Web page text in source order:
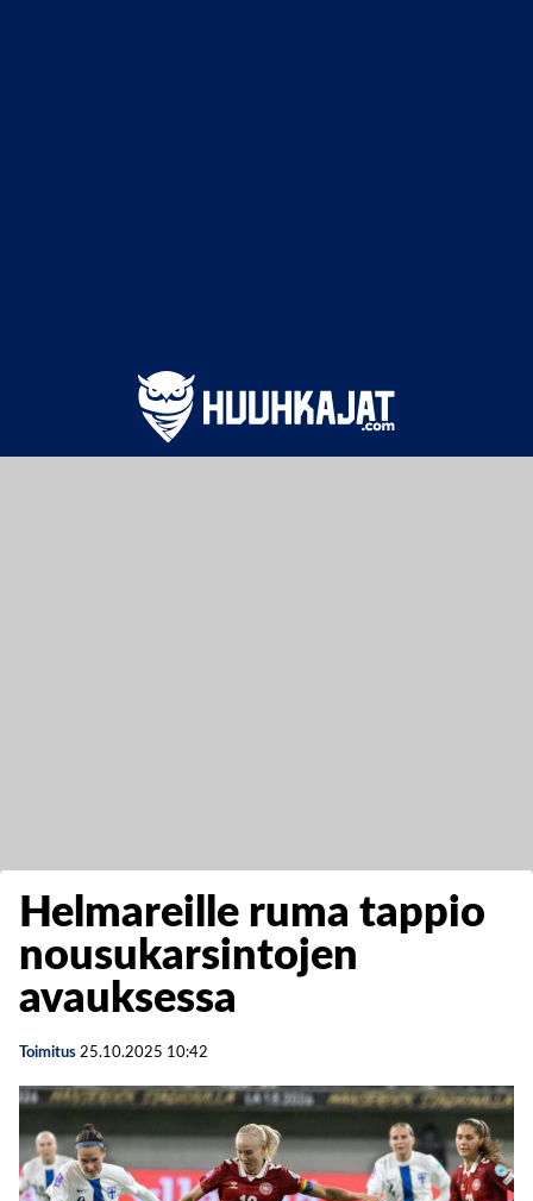
Helmareille ruma tappio
nousukarsintojen
avauksessa
Toimitus 25.10.2025 10:42